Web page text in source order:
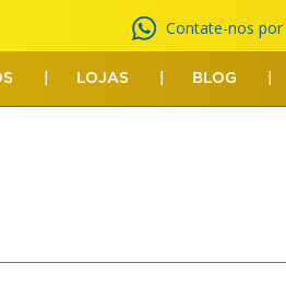
Contate-nos por
LOJAS BLOG